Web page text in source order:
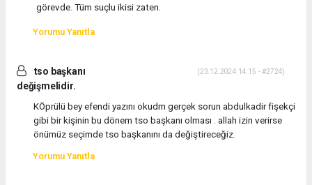
görevde. Tüm suçlu ikisi zaten.
Yorumu Yanıtla
tso başkanı
değişmelidir.
(23.12.2024 14:15 - #2724)
KÖprülü bey efendi yazını okudm gerçek sorun abdulkadir fişekçi
gibi bir kişinin bu dönem tso başkanı olması . allah izin verirse
önümüz seçimde tso başkanını da değiştireceğiz.
Yorumu Yanıtla